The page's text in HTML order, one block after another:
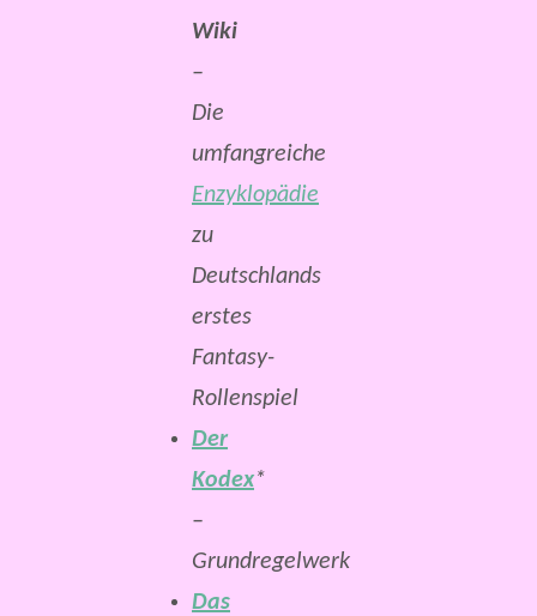
Wiki
–
Die
umfangreiche
Enzyklopädie
zu
Deutschlands
erstes
Fantasy-
Rollenspiel
Der
Kodex*
–
Grundregelwerk
Das